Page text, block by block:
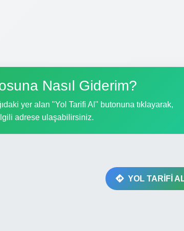
Nasıl Giderim?
yer alan "Yol Tarifi Al" butonuna tıklayarak,
adrese ulaşabilirsiniz.
YOL TARİFİ